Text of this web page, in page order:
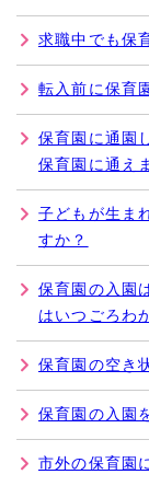
求職中でも保
転入前に保育
保育園に通園
保育園に通え
子どもが生ま
すか？
保育園の入園
はいつごろわ
保育園の空き
保育園の入園
市外の保育園